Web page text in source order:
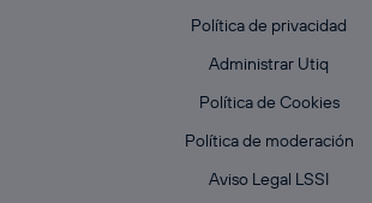
Política de privacidad
Administrar Utiq
Política de Cookies
Política de moderación
Aviso Legal LSSI